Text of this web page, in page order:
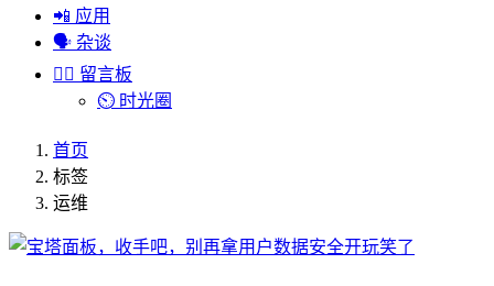
📲 应用
🗣︎ 杂谈
✍🏻 留言板
⏲️ 时光圈
首页
标签
运维